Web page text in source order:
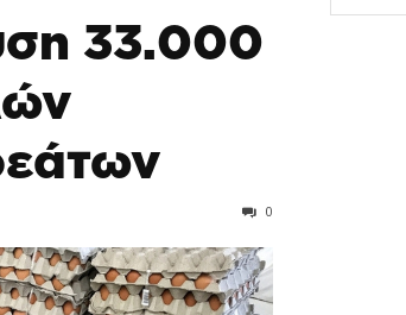
33.000
0